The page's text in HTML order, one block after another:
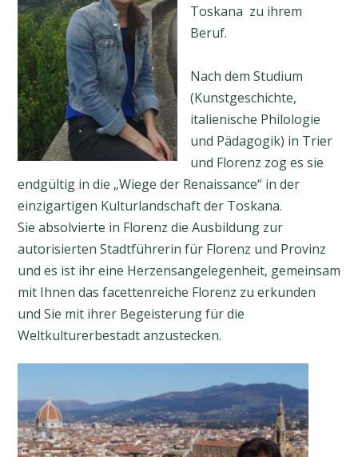
Toskana zu ihrem
Beruf.
Nach dem Studium
(Kunstgeschichte,
italienische Philologie
und Pädagogik) in Trier
und Florenz zog es sie
endgültig in die „Wiege der Renaissance“ in der
einzigartigen Kulturlandschaft der Toskana.
Sie absolvierte in Florenz die Ausbildung zur
autorisierten Stadtführerin für Florenz und Provinz
und es ist ihr eine Herzensangelegenheit, gemeinsam
mit Ihnen das facettenreiche Florenz zu erkunden
und Sie mit ihrer Begeisterung für die
Weltkulturerbestadt anzustecken.